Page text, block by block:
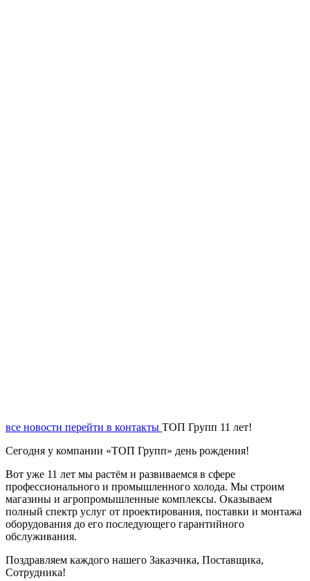
все новости перейти в контакты ТОП Групп 11 лет!
Сегодня у компании «ТОП Групп» день рождения!
Вот уже 11 лет мы растём и развиваемся в сфере
профессионального и промышленного холода. Мы строим
магазины и агропромышленные комплексы. Оказываем
полный спектр услуг от проектирования, поставки и монтажа
оборудования до его последующего гарантийного
обслуживания.
Поздравляем каждого нашего Заказчика, Поставщика,
Сотрудника!